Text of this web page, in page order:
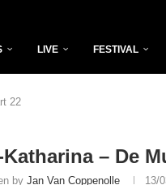
LIVE FESTIVAL
22
– De
by Jan Van Coppenolle 13/